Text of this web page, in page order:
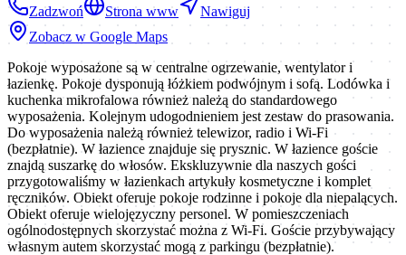
Zadzwoń Strona www
Nawiguj
Zobacz w Google Maps
Pokoje wyposażone są w centralne ogrzewanie, wentylator i
łazienkę. Pokoje dysponują łóżkiem podwójnym i sofą. Lodówka i
kuchenka mikrofalowa również należą do standardowego
wyposażenia. Kolejnym udogodnieniem jest zestaw do prasowania.
Do wyposażenia należą również telewizor, radio i Wi-Fi
(bezpłatnie). W łazience znajduje się prysznic. W łazience goście
znajdą suszarkę do włosów. Ekskluzywnie dla naszych gości
przygotowaliśmy w łazienkach artykuły kosmetyczne i komplet
ręczników. Obiekt oferuje pokoje rodzinne i pokoje dla niepalących.
Obiekt oferuje wielojęzyczny personel. W pomieszczeniach
ogólnodostępnych skorzystać można z Wi-Fi. Goście przybywający
własnym autem skorzystać mogą z parkingu (bezpłatnie).